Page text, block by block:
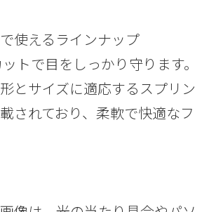
使えるラインナップ
トで目をしっかり守ります。
とサイズに適応するスプリン
されており、柔軟で快適なフ